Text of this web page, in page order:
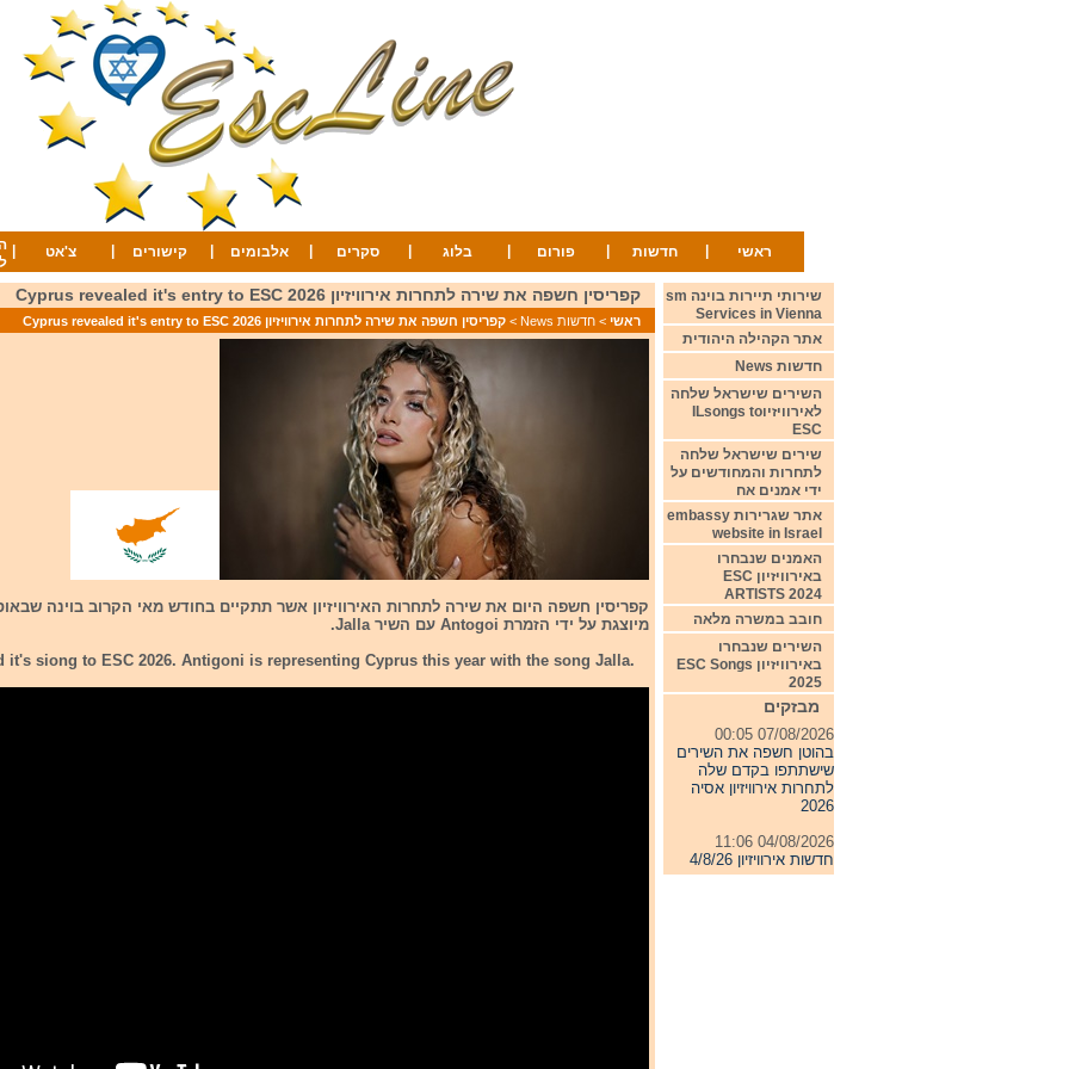
ראשי חדשות פורום בלוג סקרים אלבומים קישורים צ'אט
קפריסין חשפה את שירה לתחרות אירוויזיון 2026 Cyprus revealed it's entry to ESC
ראשי > חדשות News > קפריסין חשפה את שירה לתחרות אירוויזיון 2026 Cyprus revealed it's entry to ESC
קפריסין חשפה היום את שירה לתחרות האירוויזיון אשר תתקיים בחודש מאי הקרוב בוינה
מיוצגת על ידי הזמרת Antogoi עם השיר Jalla.
it's siong to ESC 2026. Antigoni is representing Cyprus this year with the song Jalla.
שירותי תיירות בוינה sm
Services in Vienna
אתר הקהילה היהודית
חדשות News
השירים שישראל שלחה
לאירוויזיוILsongs to
ESC
שירים שישראל שלחה
לתחרות והמחודשים על
ידי אמנים אח
אתר שגרירות embassy
website in Israel
האמנים שנבחרו
באירוויזיון ESC
ARTISTS 2024
חובב במשרה מלאה
השירים שנבחרו
באירוויזיון ESC Songs
2025
מבזקים
07/08/2026 00:05
בהוטן חשפה את השירים
שישתתפו בקדם שלה
לתחרות אירוויזיון אסיה
2026
04/08/2026 11:06
חדשות אירוויזיון 4/8/26